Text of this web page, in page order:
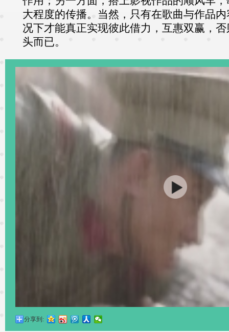
大程度的传播。当然，只有在歌曲与作品
况下才能真正实现彼此借力，互惠双赢，
头而已。
分享到: